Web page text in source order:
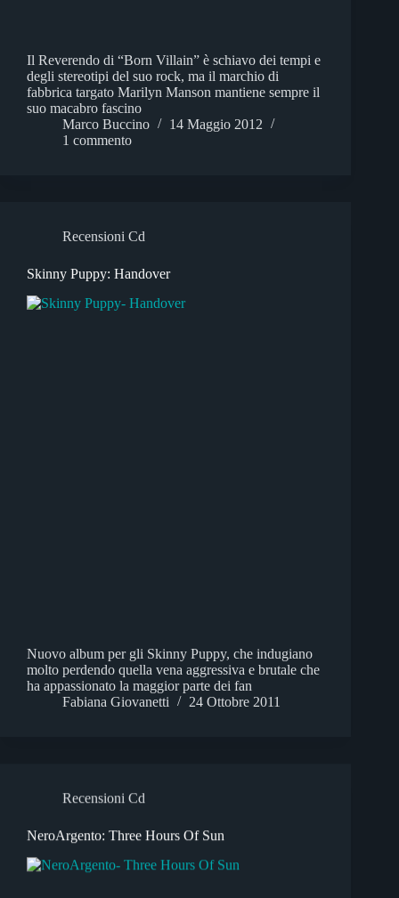
Il Reverendo di “Born Villain” è schiavo dei tempi e
degli stereotipi del suo rock, ma il marchio di
fabbrica targato Marilyn Manson mantiene sempre il
suo macabro fascino
Marco Buccino
14 Maggio 2012
1 commento
Recensioni Cd
Skinny Puppy: Handover
Nuovo album per gli Skinny Puppy, che indugiano
molto perdendo quella vena aggressiva e brutale che
ha appassionato la maggior parte dei fan
Fabiana Giovanetti
24 Ottobre 2011
Recensioni Cd
NeroArgento: Three Hours Of Sun